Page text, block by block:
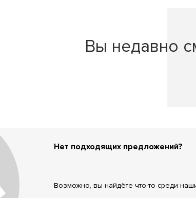
Вы недавно
Нет подходящих предложений?
Возможно, вы найдёте что-то среди